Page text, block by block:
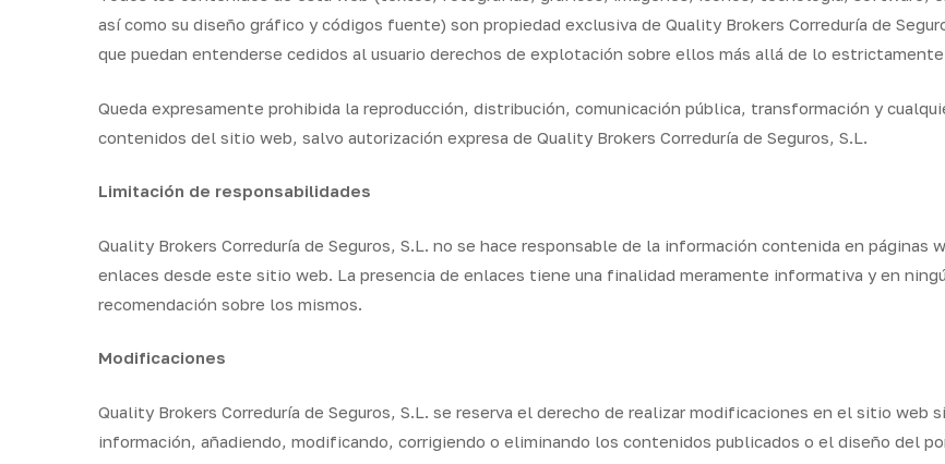
así como su diseño gráfico y códigos fuente) son propiedad exclusiva de Quality Brokers Correduría de
que puedan entenderse cedidos al usuario derechos de explotación sobre ellos más allá de lo
Queda expresamente prohibida la reproducción, distribución, comunicación pública, transformación y
contenidos del sitio web, salvo autorización expresa de Quality Brokers Correduría de Seguros, S.L.
Limitación de responsabilidades
Quality Brokers Correduría de Seguros, S.L. no se hace responsable de la información contenida en páginas
enlaces desde este sitio web. La presencia de enlaces tiene una finalidad meramente informativa y en
recomendación sobre los mismos.
Modificaciones
Quality Brokers Correduría de Seguros, S.L. se reserva el derecho de realizar modificaciones en el sitio web
información, añadiendo, modificando, corrigiendo o eliminando los contenidos publicados o el diseño del